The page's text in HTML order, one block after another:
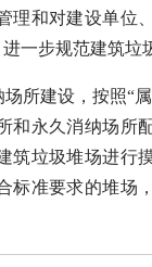
理和对建设单位
一步规范建筑垃
建设，按照“属
和永久消纳场所
筑垃圾堆场进行
标准要求的堆场